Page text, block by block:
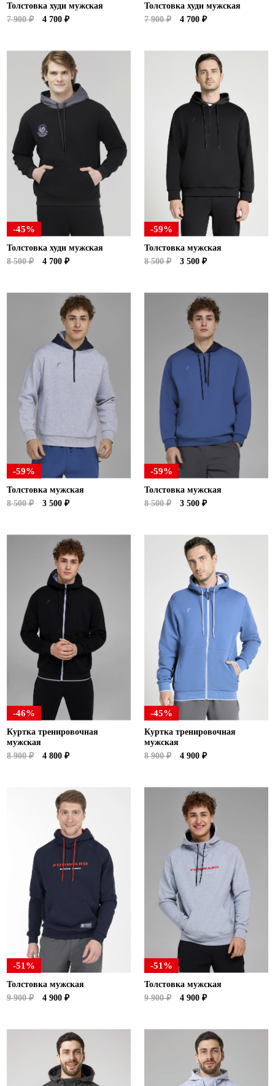
Толстовка худи мужская
7 900 ₽
4 700 ₽
Толстовка худи мужская
7 900 ₽
4 700 ₽
-45%
Толстовка худи мужская
8 500 ₽
4 700 ₽
-59%
Толстовка мужская
8 500 ₽
3 500 ₽
-59%
Толстовка мужская
8 500 ₽
3 500 ₽
-59%
Толстовка мужская
8 500 ₽
3 500 ₽
-46%
Куртка тренировочная
мужская
8 900 ₽
4 800 ₽
-45%
Куртка тренировочная
мужская
8 900 ₽
4 900 ₽
-51%
Толстовка мужская
9 900 ₽
4 900 ₽
-51%
Толстовка мужская
9 900 ₽
4 900 ₽